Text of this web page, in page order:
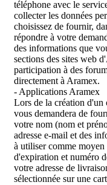
téléphone avec le
collecter les données
choisissez de fournir,
répondre à votre
des informations que
sections des sites web
participation à des
directement à Aramex.
- Applications Aramex
Lors de la création d'un
vous demandera de
votre nom (nom et
adresse e-mail et des
à utiliser comme
d'expiration et numéro
votre adresse de
sélectionnée sur une